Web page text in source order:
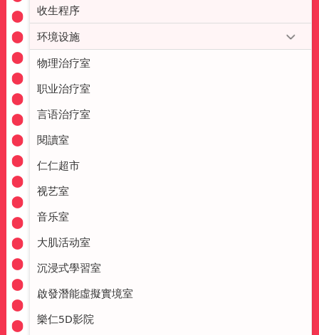
收生程序
环境设施
物理治疗室
职业治疗室
言语治疗室
閱讀室
仁仁超市
视艺室
音乐室
大肌活动室
沉浸式學習室
啟發潛能虛擬實境室
樂仁5D影院